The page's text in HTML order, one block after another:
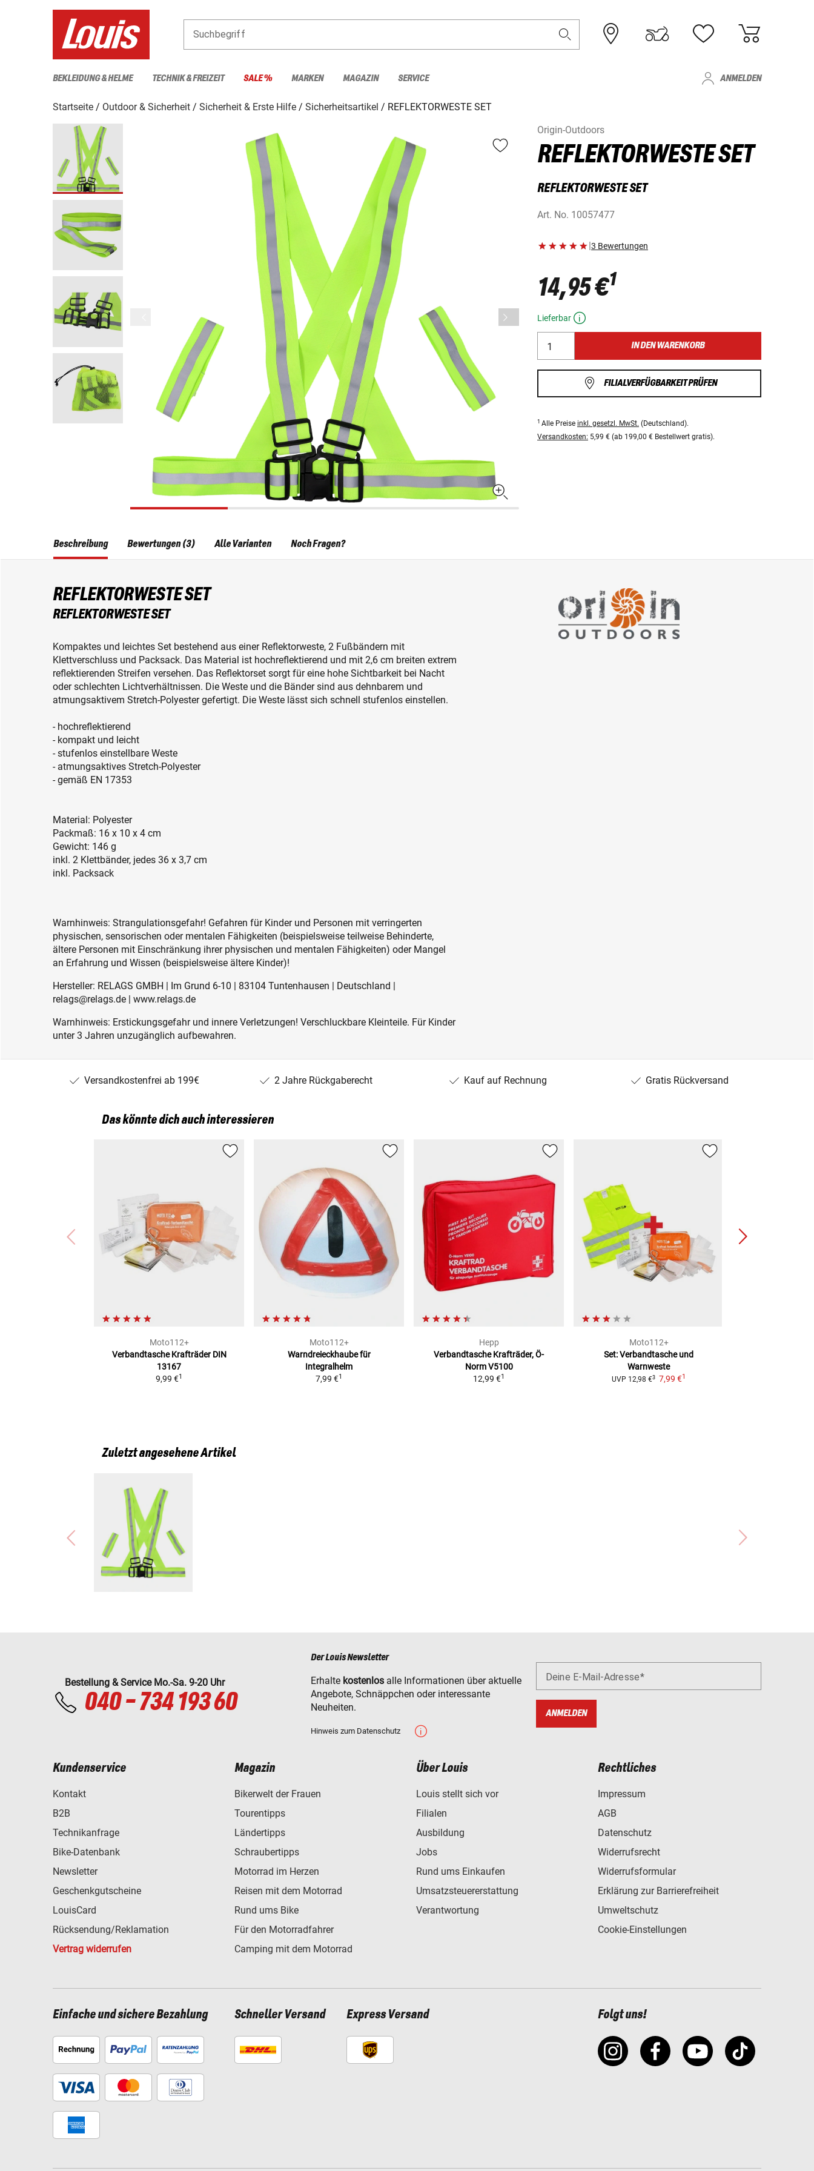
Suchbegriff
BEKLEIDUNG & HELME TECHNIK & FREIZEIT SALE % MARKEN MAGAZIN SERVICE ANMELDEN
Startseite Outdoor & Sicherheit Sicherheit & Erste Hilfe Sicherheitsartikel
REFLEKTORWESTE SET
Origin-Outdoors
REFLEKTORWESTE SET
REFLEKTORWESTE SET
Art. No. 10057477
|3 Bewertungen
14,95 €1
Lieferbar
IN DEN WARENKORB
FILIALVERFÜGBARKEIT PRÜFEN
1 Alle Preise inkl. gesetzl. MwSt. (Deutschland).
Versandkosten: 5,99 € (ab 199,00 € Bestellwert gratis).
Beschreibung
REFLEKTORWESTE SET
REFLEKTORWESTE SET
Kompaktes und leichtes Set bestehend aus einer Reflektorweste, 2 Fußbändern mit
Klettverschluss und Packsack. Das Material ist hochreflektierend und mit 2,6 cm breiten extrem
reflektierenden Streifen versehen. Das Reflektorset sorgt für eine hohe Sichtbarkeit bei Nacht
oder schlechten Lichtverhältnissen. Die Weste und die Bänder sind aus dehnbarem und
atmungsaktivem Stretch-Polyester gefertigt. Die Weste lässt sich schnell stufenlos einstellen.
- hochreflektierend
- kompakt und leicht
- stufenlos einstellbare Weste
- atmungsaktives Stretch-Polyester
- gemäß EN 17353
Material: Polyester
Packmaß: 16 x 10 x 4 cm
Gewicht: 146 g
inkl. 2 Klettbänder, jedes 36 x 3,7 cm
inkl. Packsack
Warnhinweis: Strangulationsgefahr! Gefahren für Kinder und Personen mit verringerten
physischen, sensorischen oder mentalen Fähigkeiten (beispielsweise teilweise Behinderte,
ältere Personen mit Einschränkung ihrer physischen und mentalen Fähigkeiten) oder Mangel
an Erfahrung und Wissen (beispielsweise ältere Kinder)!
Hersteller: RELAGS GMBH | Im Grund 6-10 | 83104 Tuntenhausen | Deutschland |
relags@relags.de | www.relags.de
Warnhinweis: Erstickungsgefahr und innere Verletzungen! Verschluckbare Kleinteile. Für Kinder
unter 3 Jahren unzugänglich aufbewahren.
Bewertungen (3) Alle Varianten Noch Fragen?
Versandkostenfrei ab 199€ 2 Jahre Rückgaberecht Kauf auf Rechnung Gratis Rückversand
Das könnte dich auch interessieren
Moto112+
Verbandtasche Krafträder DIN
13167
9,99 €1
Moto112+
Warndreieckhaube für
Integralhelm
7,99 €1
Hepp
Verbandtasche Krafträder, Ö-
Norm V5100
12,99 €1
Moto112+
Set: Verbandtasche und
Warnweste
UVP 12,98 €3 7,99 €1
Zuletzt angesehene Artikel
Bestellung & Service Mo.-Sa. 9-20 Uhr
040 - 734 193 60
Der Louis Newsletter
Erhalte kostenlos alle Informationen über aktuelle
Angebote, Schnäppchen oder interessante
Neuheiten.
Hinweis zum Datenschutz
Deine E-Mail-Adresse
ANMELDEN
Kundenservice
Kontakt
B2B
Technikanfrage
Bike-Datenbank
Newsletter
Geschenkgutscheine
LouisCard
Rücksendung/Reklamation
Vertrag widerrufen
Magazin
Bikerwelt der Frauen
Tourentipps
Ländertipps
Schraubertipps
Motorrad im Herzen
Reisen mit dem Motorrad
Rund ums Bike
Für den Motorradfahrer
Camping mit dem Motorrad
Über Louis
Louis stellt sich vor
Filialen
Ausbildung
Jobs
Rund ums Einkaufen
Umsatzsteuererstattung
Verantwortung
Rechtliches
Impressum
AGB
Datenschutz
Widerrufsrecht
Widerrufsformular
Erklärung zur Barrierefreiheit
Umweltschutz
Cookie-Einstellungen
Einfache und sichere Bezahlung Schneller Versand Express Versand Folgt uns!